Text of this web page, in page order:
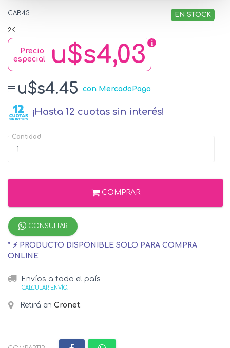
CAB43 EN STOCK
2K
u$s4,03
Precio
especial
u$s4.45 con MercadoPago
¡Hasta 12 cuotas sin interés!
Cantidad
COMPRAR
CONSULTAR
* ⚡ PRODUCTO DISPONIBLE SOLO PARA COMPRA
ONLINE
Envíos a todo el país
¡CALCULAR ENVÍO!
Retirá en Cronet.